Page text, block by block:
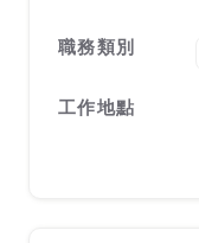
職務類別
工作地點